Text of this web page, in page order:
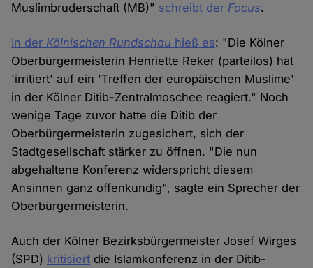
Muslimbruderschaft (MB)" schreibt der Focus.
In der Kölnischen Rundschau hieß es: "Die Kölner
Oberbürgermeisterin Henriette Reker (parteilos) hat
'irritiert' auf ein 'Treffen der europäischen Muslime'
in der Kölner Ditib-Zentralmoschee reagiert." Noch
wenige Tage zuvor hatte die Ditib der
Oberbürgermeisterin zugesichert, sich der
Stadtgesellschaft stärker zu öffnen. "Die nun
abgehaltene Konferenz widerspricht diesem
Ansinnen ganz offenkundig", sagte ein Sprecher der
Oberbürgermeisterin.
Auch der Kölner Bezirksbürgermeister Josef Wirges
(SPD) kritisiert die Islamkonferenz in der Ditib-